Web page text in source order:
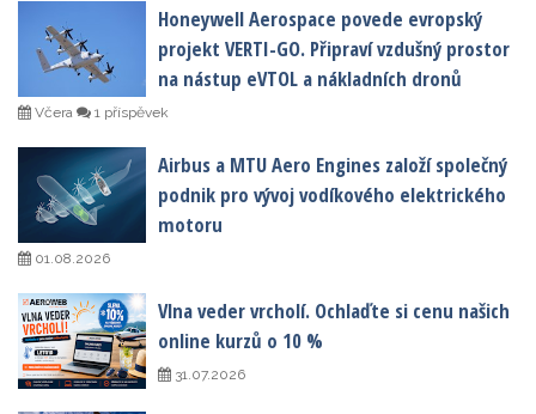
Honeywell Aerospace povede evropský
projekt VERTI-GO. Připraví vzdušný prostor
na nástup eVTOL a nákladních dronů
Včera 1 příspěvek
Airbus a MTU Aero Engines založí společný
podnik pro vývoj vodíkového elektrického
motoru
01.08.2026
Vlna veder vrcholí. Ochlaďte si cenu našich
online kurzů o 10 %
31.07.2026